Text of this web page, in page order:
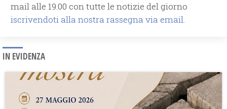
mail alle 19.00 con tutte le notizie del giorno
iscrivendoti alla nostra rassegna via email.
IN EVIDENZA